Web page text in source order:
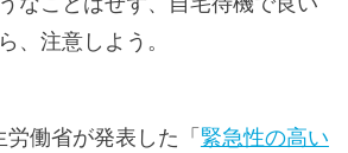
、注意しよう。
働省が発表した「緊急性の高い